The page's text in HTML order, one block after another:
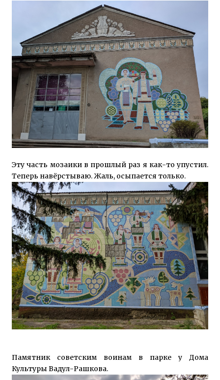
Эту часть мозаики в прошлый раз я как-то упустил.
Теперь навёрстываю. Жаль, осыпается только.
Памятник советским воинам в парке у Дома
Культуры Вадул-Рашкова.